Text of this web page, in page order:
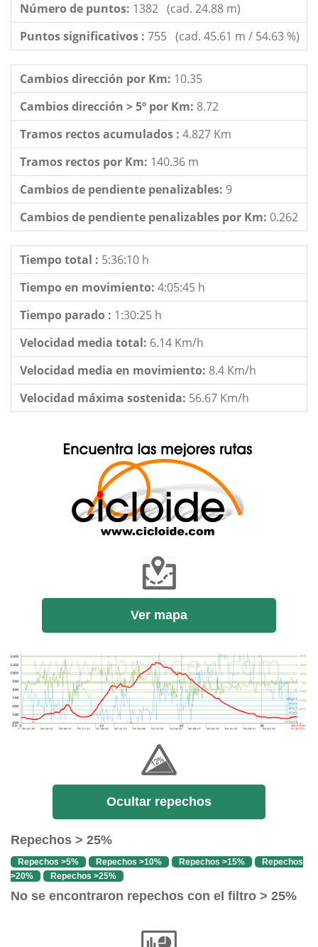
Número de puntos: 1382 (cad. 24.88 m)
Puntos significativos : 755 (cad. 45.61 m / 54.63 %)
Cambios dirección por Km: 10.35
Cambios dirección > 5º por Km: 8.72
Tramos rectos acumulados : 4.827 Km
Tramos rectos por Km: 140.36 m
Cambios de pendiente penalizables: 9
Cambios de pendiente penalizables por Km: 0.262
Tiempo total : 5:36:10 h
Tiempo en movimiento: 4:05:45 h
Tiempo parado : 1:30:25 h
Velocidad media total: 6.14 Km/h
Velocidad media en movimiento: 8.4 Km/h
Velocidad máxima sostenida: 56.67 Km/h
Ver mapa
Ocultar repechos
Repechos > 25%
Repechos >5% Repechos >10% Repechos >15%
Repechos
>20%
Repechos >25%
No se encontraron repechos con el filtro > 25%